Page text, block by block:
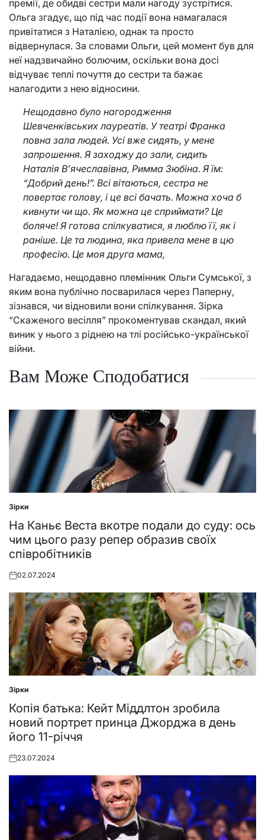
премії, де обидві сестри мали нагоду зустрітися.
Ольга згадує, що під час події вона намагалася
привітатися з Наталією, однак та просто
відвернулася. За словами Ольги, цей момент був для
неї надзвичайно болючим, оскільки вона досі
відчуває теплі почуття до сестри та бажає
налагодити з нею відносини.
Нещодавно було нагородження
Шевченківських лауреатів. У театрі Франка
повна зала людей. Усі вже сидять, у мене
запрошення. Я заходжу до зали, сидить
Наталія В’ячеславівна, Римма Зюбіна. Я їм:
“Добрий день!”. Всі вітаються, сестра не
повертає голову, і це всі бачать. Можна хоча б
кивнути чи що. Як можна це сприймати? Це
боляче! Я готова спілкуватися, я люблю її, як і
раніше. Це та людина, яка привела мене в цю
професію. Це моя друга мама,
Нагадаємо, нещодавно племінник Ольги Сумської, з
яким вона публічно посварилася через Паперну,
зізнався, чи відновили вони спілкування. Зірка
“Скаженого весілля” прокоментував скандал, який
виник у нього з ріднею на тлі російсько-української
війни.
Вам Може Сподобатися
Posted
in
Зірки
На Каньє Веста вкотре подали до суду: ось
чим цього разу репер образив своїх
співробітників
Posted
02.07.2024
Posted
in
Зірки
Копія батька: Кейт Міддлтон зробила
новий портрет принца Джорджа в день
його 11-річчя
Posted
23.07.2024